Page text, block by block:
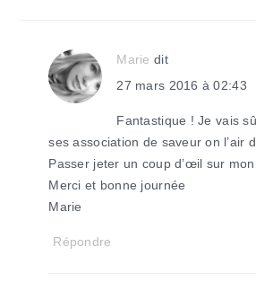
Marie dit
27 mars 2016 à 02:43
Fantastique ! Je vais
ses association de saveur on l’air
Passer jeter un coup d’œil sur
Merci et bonne journée
Marie
Répondre